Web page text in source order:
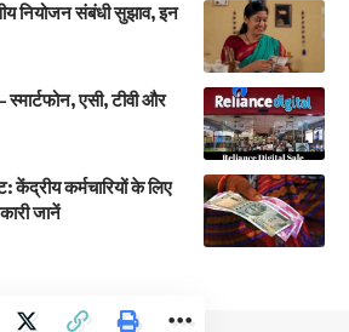
नियोजन संबंधी सुझाव, इन
एसी, टीवी और
कर्मचारियों के लिए
जानें